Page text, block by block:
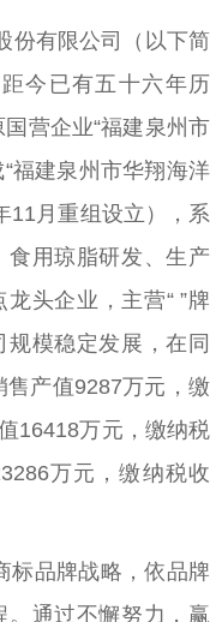
有限公司（以下简
今已有五十六年历
营企业“福建泉州市
福建泉州市华翔海洋
11月重组设立），系
食用琼脂研发、生产
头企业，主营“ ”牌
模稳定发展，在同
产值9287万元，缴
16418万元，缴纳税
万元，缴纳税收
品牌战略，依品牌
通过不懈努力，赢